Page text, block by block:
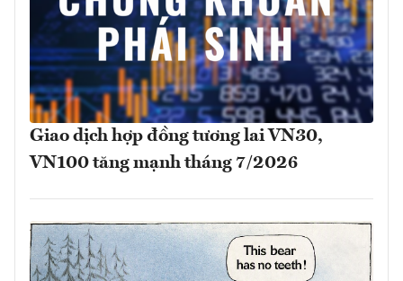
Giao dịch hợp đồng tương lai VN30,
VN100 tăng mạnh tháng 7/2026